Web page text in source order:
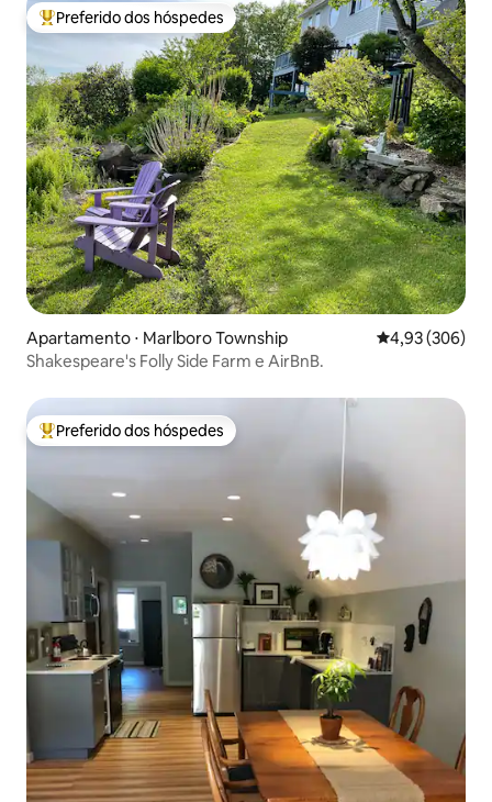
Entre os melhores preferidos dos hóspedes
Preferido dos hóspedes
Apartamento ⋅ Marlboro Township 4,93 de uma
4,93 (306)
Shakespeare's Folly Side Farm e AirBnB.
Entre os melhores preferidos dos hóspedes
Preferido dos hóspedes